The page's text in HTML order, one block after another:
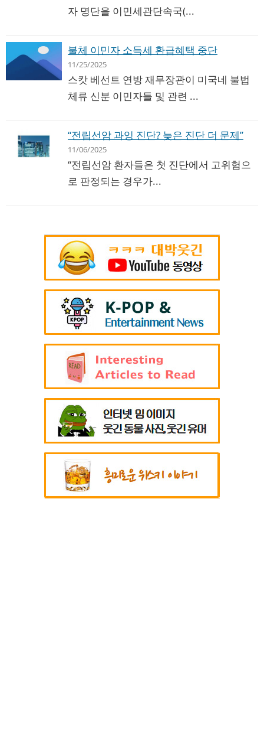
자 명단을 이민세관단속국(...
불체 이민자 소득세 환급혜택 중단
11/25/2025
스캇 베선트 연방 재무장관이 미국네 불법
체류 신분 이민자들 및 관련 ...
“전립선암 과잉 진단? 늦은 진단 더 문제”
11/06/2025
“전립선암 환자들은 첫 진단에서 고위험으
로 판정되는 경우가...